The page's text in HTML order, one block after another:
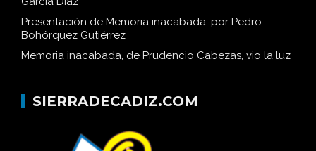
Presentación de Memoria inacabada, por Pedro
Bohórquez Gutiérrez
Memoria inacabada, de Prudencio Cabezas, vio la luz
SIERRADECADIZ.COM